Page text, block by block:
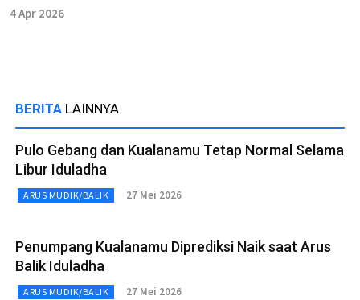
4 Apr 2026
BERITA LAINNYA
Pulo Gebang dan Kualanamu Tetap Normal Selama
Libur Iduladha
ARUS MUDIK/BALIK 27 Mei 2026
Penumpang Kualanamu Diprediksi Naik saat Arus
Balik Iduladha
ARUS MUDIK/BALIK 27 Mei 2026